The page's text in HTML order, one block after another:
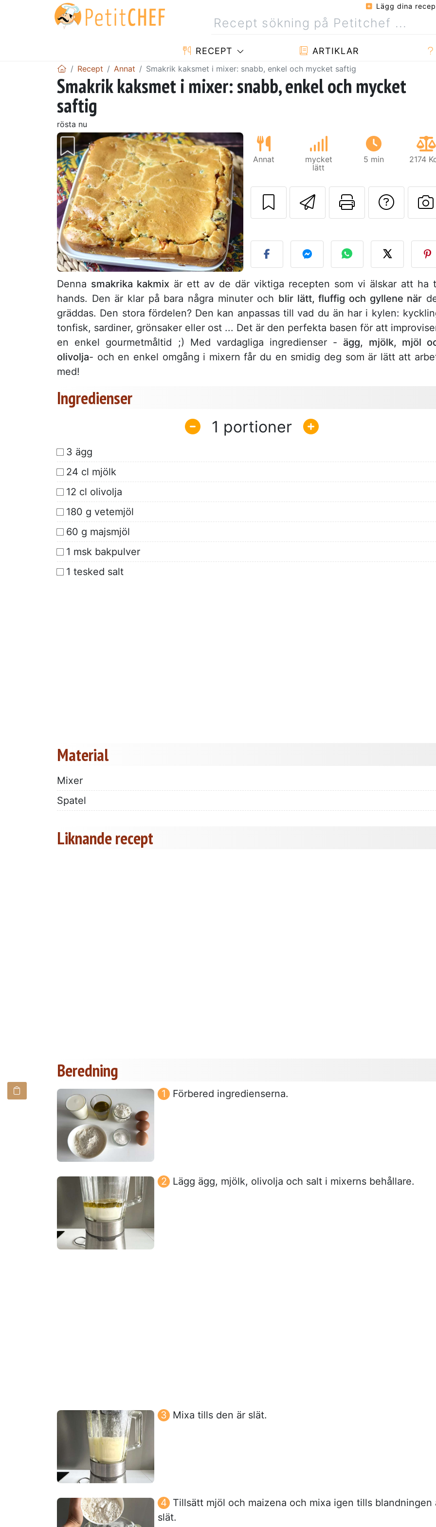
Lägg dina
RECEPT ARTIKLAR
Recept Annat Smakrik kaksmet i mixer: snabb, enkel och mycket saftig
Smakrik kaksmet i mixer: snabb, enkel och mycket
saftig
rösta nu
Föregående Nästa
Annat
mycket
lätt
5 min 2174
Skicka detta
Skriv ut
Denna smakrika kakmix är ett av de där viktiga recepten som vi älskar att ha
hands. Den är klar på bara några minuter och blir lätt, fluffig och gyllene när
gräddas. Den stora fördelen? Den kan anpassas till vad du än har i kylen:
tonfisk, sardiner, grönsaker eller ost ... Det är den perfekta basen för att
en enkel gourmetmåltid ;) Med vardagliga ingredienser - ägg, mjölk, mjöl
olivolja- och en enkel omgång i mixern får du en smidig deg som är lätt att
med!
Ingredienser
1
3 ägg
24 cl mjölk
12 cl olivolja
180 g vetemjöl
60 g majsmjöl
1 msk bakpulver
1 tesked salt
Material
Mixer
Spatel
Liknande recept
Beredning
Förbered ingredienserna.
Lägg ägg, mjölk, olivolja och salt i mixerns behållare.
Mixa tills den är slät.
Tillsätt mjöl och maizena och mixa igen tills blandningen
slät.